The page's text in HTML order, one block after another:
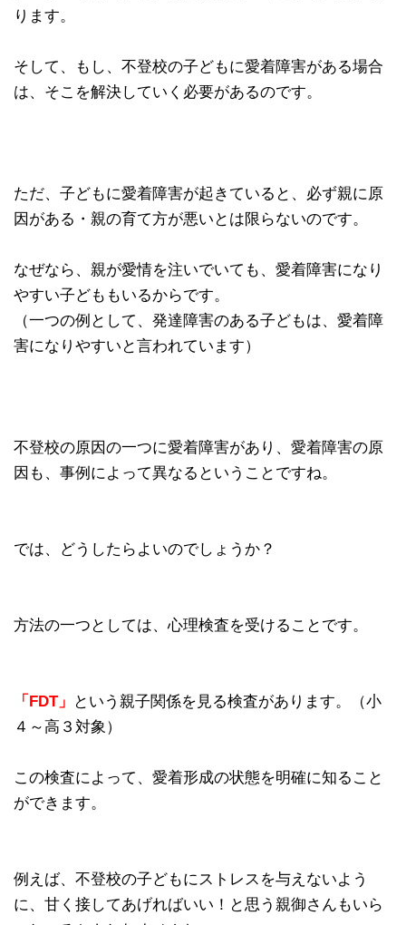
ります。
そして、もし、不登校の子どもに愛着障害がある場合
は、そこを解決していく必要があるのです。
ただ、子どもに愛着障害が起きていると、必ず親に原
因がある・親の育て方が悪いとは限らないのです。
なぜなら、親が愛情を注いでいても、愛着障害になり
やすい子どももいるからです。
（一つの例として、発達障害のある子どもは、愛着障
害になりやすいと言われています）
不登校の原因の一つに愛着障害があり、愛着障害の原
因も、事例によって異なるということですね。
では、どうしたらよいのでしょうか？
方法の一つとしては、心理検査を受けることです。
「FDT」
という親子関係を見る検査があります。（小
４～高３対象）
この検査によって、愛着形成の状態を明確に知ること
ができます。
例えば、不登校の子どもにストレスを与えないよう
に、甘く接してあげればいい！と思う親御さんもいら